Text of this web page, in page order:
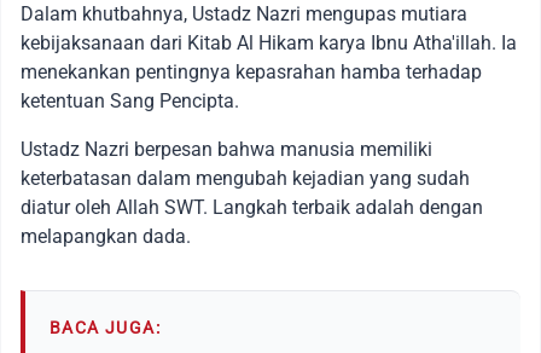
Dalam khutbahnya, Ustadz Nazri mengupas mutiara
kebijaksanaan dari Kitab Al Hikam karya Ibnu Atha'illah. Ia
menekankan pentingnya kepasrahan hamba terhadap
ketentuan Sang Pencipta.
Ustadz Nazri berpesan bahwa manusia memiliki
keterbatasan dalam mengubah kejadian yang sudah
diatur oleh Allah SWT. Langkah terbaik adalah dengan
melapangkan dada.
BACA JUGA: